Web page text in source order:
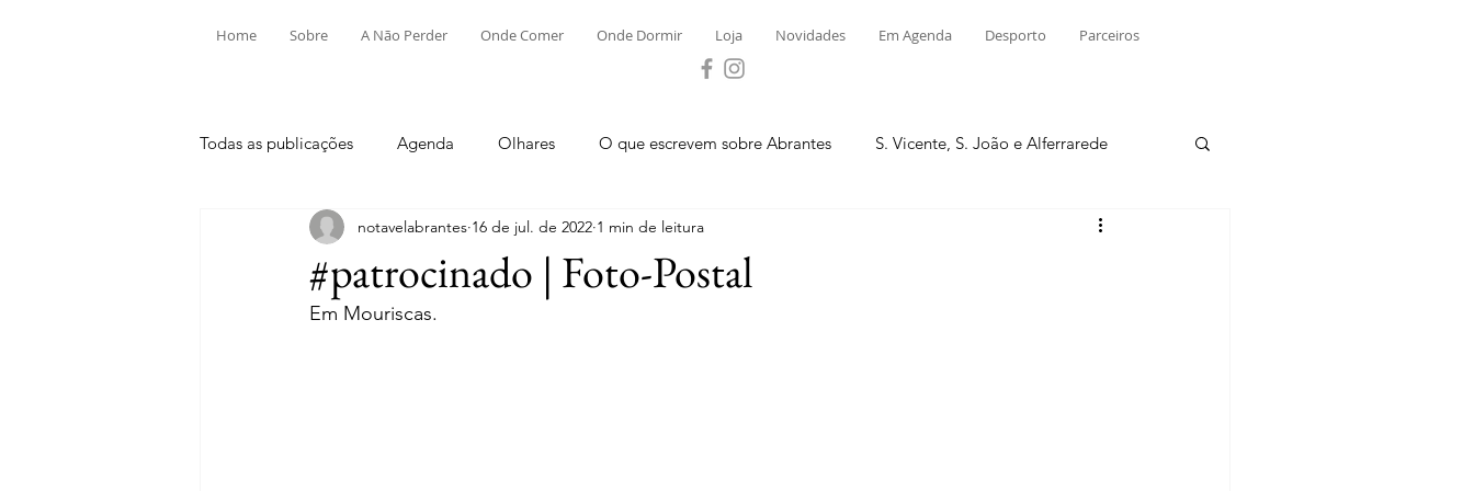
Home Sobre A Não Perder Onde Comer Onde Dormir Loja Novidades Em Agenda Desporto Parceiros
Todas as publicações Agenda Olhares O que escrevem sobre Abrantes S. Vicente, S. João e Alferrarede
Aldeia do Mato e Souto Alvega e Concavada Bemposta
Mouriscas Pego
#patrocinado | Foto-Postal
notavelabrantes 16 de jul. de 2022 1 min de leitura
Em Mouriscas.